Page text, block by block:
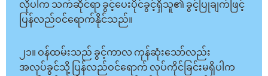
လိုပါက သက်ဆိုင်ရာ ခွင့်ပေးပိုင်ခွင့်ရှိသူ၏ ခွင့်ပြုချက်ဖြင့်
ပြန်လည်ဝင်ရောက်နိုင်သည်။
၂၁။ ဝန်ထမ်းသည် ခွင့်ကာလ ကုန်ဆုံးသော်လည်း
အလုပ်ခွင်သို့ ပြန်လည်ဝင်ရောက် လုပ်ကိုင်ခြင်းမရှိပါက